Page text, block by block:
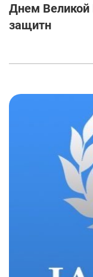
Днем Великой
защитн